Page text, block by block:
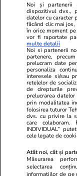
Știri România
Statul n-a
Gheorghe
cazul
Noi și partenerii
dispozitivul dvs.,
datelor cu caracter
făcând clic mai
în orice moment
vor fi raportate
multe detalii
Noi si partenerii
partenere,
prelucram date
personaliza
interesele si/sau
retelelor de
de drepturile
prelucrarea
prin modalitatea
folosirea tuturor
dvs. cu privire la
care colaboram.
INDIVIDUAL”
cele legate de
Atât noi, cât și
Măsurarea
selectarea
informațiilor de pe